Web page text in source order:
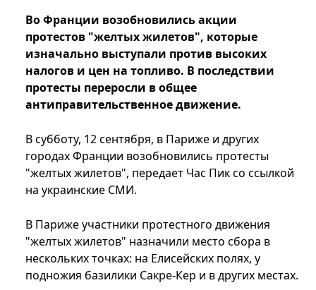
Во Франции возобновились акции
протестов "желтых жилетов", которые
изначально выступали против высоких
налогов и цен на топливо. В последствии
протесты переросли в общее
антиправительственное движение.
В субботу, 12 сентября, в Париже и других
городах Франции возобновились протесты
"желтых жилетов", передает Час Пик со ссылкой
на украинские СМИ.
В Париже участники протестного движения
"желтых жилетов" назначили место сбора в
нескольких точках: на Елисейских полях, у
подножия базилики Сакре-Кер и в других местах.